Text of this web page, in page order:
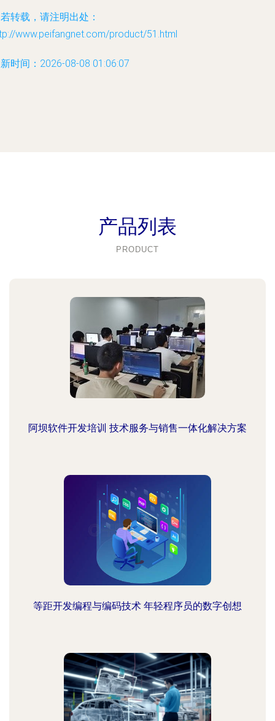
转载，请注明出处：
www.peifangnet.com/product/51.html
时间：2026-08-08 01:06:07
产品列表
PRODUCT
阿坝软件开发培训 技术服务与销售一体化解决方案
等距开发编程与编码技术 年轻程序员的数字创想